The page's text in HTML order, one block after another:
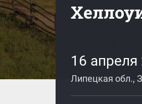
16 апреля
Липецкая обл.,